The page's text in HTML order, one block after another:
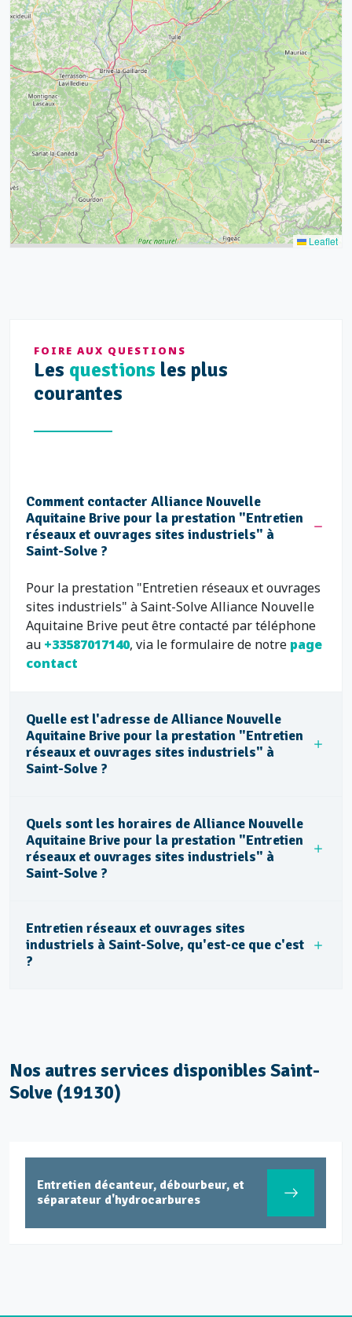
15
21
14
32
39
52 68
43
Leaflet
FOIRE AUX QUESTIONS
Les questions les plus
courantes
Comment contacter Alliance Nouvelle
Aquitaine Brive pour la prestation "Entretien
réseaux et ouvrages sites industriels" à
Saint-Solve ?
Pour la prestation "Entretien réseaux et ouvrages
sites industriels" à Saint-Solve Alliance Nouvelle
Aquitaine Brive peut être contacté par téléphone
au +33587017140, via le formulaire de notre page
contact
Quelle est l'adresse de Alliance Nouvelle
Aquitaine Brive pour la prestation "Entretien
réseaux et ouvrages sites industriels" à
Saint-Solve ?
Quels sont les horaires de Alliance Nouvelle
Aquitaine Brive pour la prestation "Entretien
réseaux et ouvrages sites industriels" à
Saint-Solve ?
Entretien réseaux et ouvrages sites
industriels à Saint-Solve, qu'est-ce que c'est
?
Nos autres services disponibles Saint-
Solve (19130)
Entretien décanteur, débourbeur, et
séparateur d'hydrocarbures